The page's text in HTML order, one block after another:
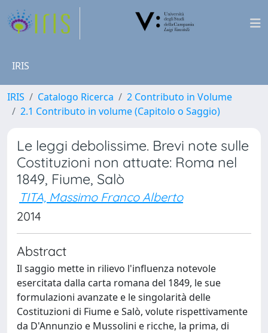
IRIS
IRIS Catalogo Ricerca
2 Contributo in Volume
2.1 Contributo in volume (Capitolo o Saggio)
Le leggi debolissime. Brevi note sulle
Costituzioni non attuate: Roma nel
1849, Fiume, Salò
TITA, Massimo Franco Alberto
2014
Abstract
Il saggio mette in rilievo l'influenza notevole
esercitata dalla carta romana del 1849, le sue
formulazioni avanzate e le singolarità delle
Costituzioni di Fiume e Salò, volute rispettivamente
da D'Annunzio e Mussolini e ricche, la prima, di